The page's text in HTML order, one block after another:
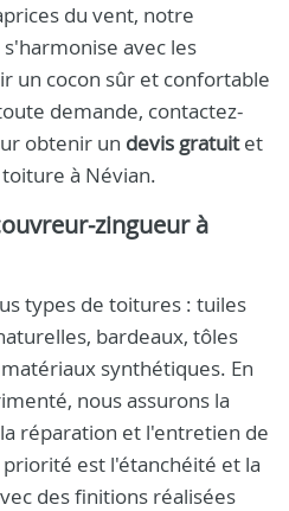
du vent, notre
avec les
un cocon sûr et confortable
demande, contactez-
obtenir un devis gratuitet
à Névian.
zingueur à
types de toitures : tuiles
bardeaux, tôles
synthétiques. En
nous assurons la
réparation et l'entretien de
est l'étanchéité et la
des finitions réalisées